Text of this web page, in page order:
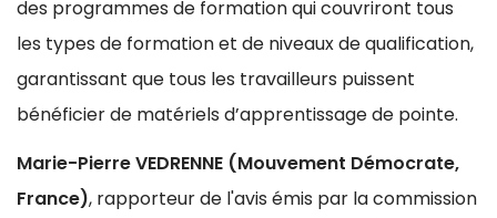
des programmes de formation qui couvriront tous
les types de formation et de niveaux de qualification,
garantissant que tous les travailleurs puissent
bénéficier de matériels d’apprentissage de pointe.
Marie-Pierre VEDRENNE (Mouvement Démocrate,
France), rapporteur de l'avis émis par la commission